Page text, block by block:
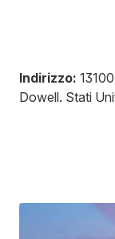
Indirizzo:
Dowell. Stati